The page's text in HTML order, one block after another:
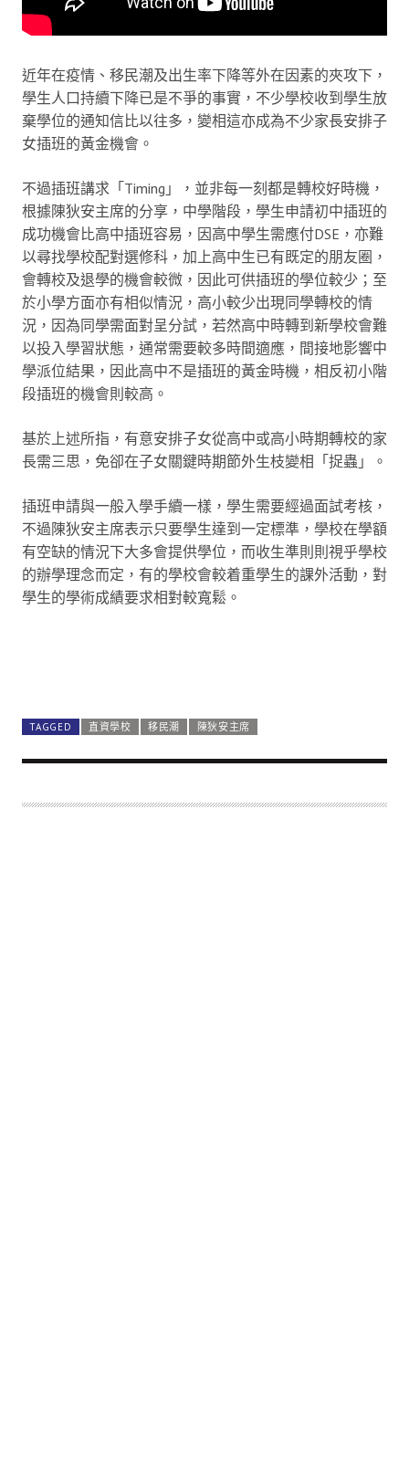
近年在疫情、移民潮及出生率下降等外在因素的夾攻下，
學生人口持續下降已是不爭的事實，不少學校收到學生放
棄學位的通知信比以往多，變相這亦成為不少家長安排子
女插班的黃金機會。
不過插班講求「Timing」，並非每一刻都是轉校好時機，
根據陳狄安主席的分享，中學階段，學生申請初中插班的
成功機會比高中插班容易，因高中學生需應付DSE，亦難
以尋找學校配對選修科，加上高中生已有既定的朋友圈，
會轉校及退學的機會較微，因此可供插班的學位較少；至
於小學方面亦有相似情況，高小較少出現同學轉校的情
況，因為同學需面對呈分試，若然高中時轉到新學校會難
以投入學習狀態，通常需要較多時間適應，間接地影響中
學派位結果，因此高中不是插班的黃金時機，相反初小階
段插班的機會則較高。
基於上述所指，有意安排子女從高中或高小時期轉校的家
長需三思，免卻在子女關鍵時期節外生枝變相「捉蟲」。
插班申請與一般入學手續一樣，學生需要經過面試考核，
不過陳狄安主席表示只要學生達到一定標準，學校在學額
有空缺的情況下大多會提供學位，而收生準則則視乎學校
的辦學理念而定，有的學校會較着重學生的課外活動，對
學生的學術成績要求相對較寬鬆。
TAGGED 直資學校 移民潮 陳狄安主席